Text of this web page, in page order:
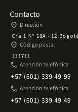
Contacto
place Dirección
Cra 1 Nº 18A - 12
place Código postal
111711
phone Atención telefónica
+57 (601) 339 49 99
phone Atención telefónica
+57 (601) 339 49 49